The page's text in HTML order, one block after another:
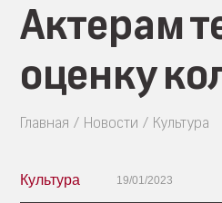
Актерам
оценку
Главная Новости Культура
Культура 19/01/2023